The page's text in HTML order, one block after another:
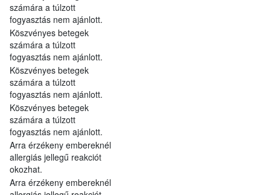
számára a túlzott
fogyasztás nem ajánlott.
Köszvényes betegek
számára a túlzott
fogyasztás nem ajánlott.
Köszvényes betegek
számára a túlzott
fogyasztás nem ajánlott.
Köszvényes betegek
számára a túlzott
fogyasztás nem ajánlott.
Arra érzékeny embereknél
allergiás jellegű reakciót
okozhat.
Arra érzékeny embereknél